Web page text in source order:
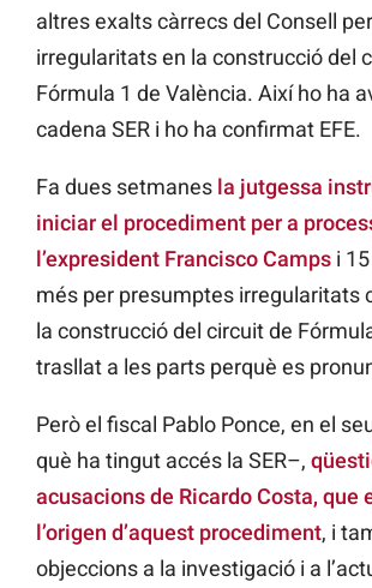
altres exalts càrrecs del Consell
irregularitats en la construcció del
Fórmula 1 de València. Així ho ha
cadena SER i ho ha confirmat EFE.
Fa dues setmanes la jutgessa
iniciar el procediment per a
l’expresident Francisco Camps i
més per presumptes irregularitats
la construcció del circuit de
trasllat a les parts perquè es
Però el fiscal Pablo Ponce, en el
què ha tingut accés la SER–,
acusacions de Ricardo Costa, que
l’origen d’aquest procediment, i
objeccions a la investigació i a